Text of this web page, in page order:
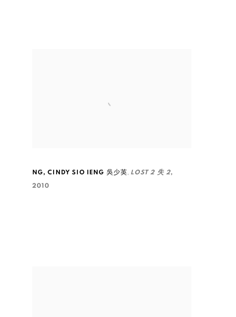
NG,CINDY SIO IENG 吳少英, LOST 2 失 2,
2010